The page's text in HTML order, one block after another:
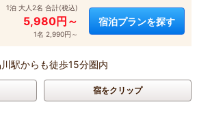
1泊 大人2名 合計(税込)
5,980円～
1名 2,990円～
宿泊プランを探す
駅からも徒歩15分圏内
宿をクリップ